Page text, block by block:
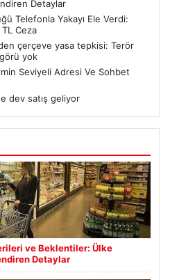
Detaylar
Telefonla Yakayı Ele Verdi:
Ceza
çerçeve yasa tepkisi: Terör
yok
Seviyeli Adresi Ve Sohbet
dev satış geliyor
ve Beklentiler: Ülke
Detaylar